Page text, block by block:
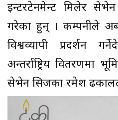
इन्टरटेनमेन्ट मिलेर
गरेका हुन् । कम्पनीले
विश्वव्यापी प्रदर्शन
अन्तर्राष्ट्रिय वितरणमा
सेभेन सिजका रमेश ढकालले